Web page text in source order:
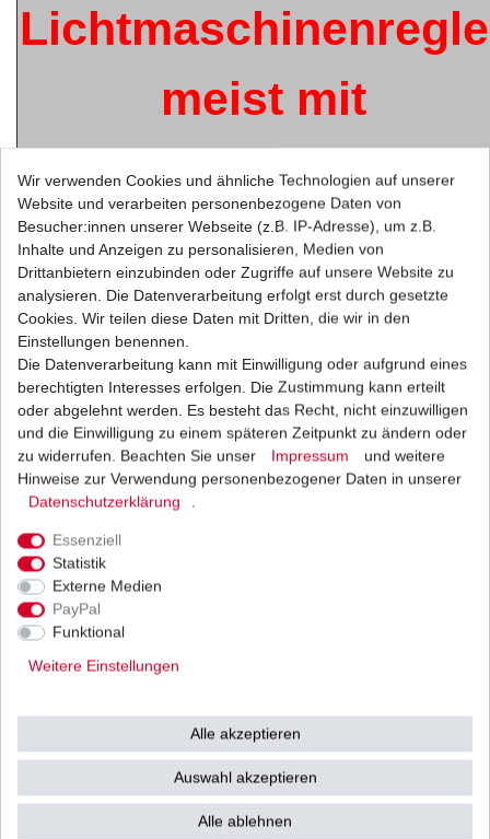
meist mit
integriertem
Gleichrichter
aus
japanischer
Originalteile -
Herstellung
u.a. von
Shindengen u.v.w.
(Vertrieb durchTourmax / SUN
in höchster japanischer
High Quality
Wir verwenden Cookies und ähnliche Technologien auf unserer
Website und verarbeiten personenbezogene Daten von
Besucher:innen unserer Webseite (z.B. IP-Adresse), um z.B.
Inhalte und Anzeigen zu personalisieren, Medien von
Drittanbietern einzubinden oder Zugriffe auf unsere Website zu
analysieren. Die Datenverarbeitung erfolgt erst durch gesetzte
Cookies. Wir teilen diese Daten mit Dritten, die wir in den
Einstellungen benennen.
Die Datenverarbeitung kann mit Einwilligung oder aufgrund eines
berechtigten Interesses erfolgen. Die Zustimmung kann erteilt
oder abgelehnt werden. Es besteht das Recht, nicht einzuwilligen
und die Einwilligung zu einem späteren Zeitpunkt zu ändern oder
zu widerrufen. Beachten Sie unser
Impressum
und weitere
Hinweise zur Verwendung personenbezogener Daten in unserer
Daten­schutz­erklärung
.
Essenziell
Statistik
Externe Medien
PayPal
Funktional
Weitere Einstellungen
Alle akzeptieren
Auswahl akzeptieren
Alle ablehnen